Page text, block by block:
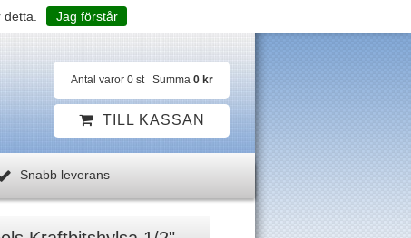
Jag förstår
Antal varor 0 st Summa 0 kr
TILL KASSAN
Snabb leverans